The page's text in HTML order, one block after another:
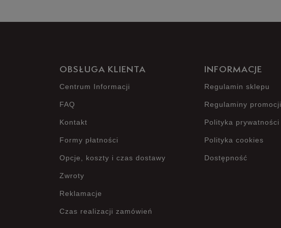
OBSŁUGA KLIENTA
Centrum Informacji
FAQ
Kontakt
Formy płatności
Opcje, koszty i czas dostawy
Zwroty
Reklamacje
Czas realizacji zamówień
INFORMACJE
Regulamin sklepu
Regulaminy promocji
Polityka prywatności
Polityka cookies
Dostępność